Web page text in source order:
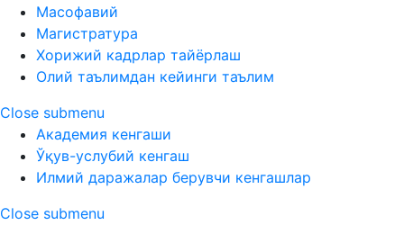
Масофавий
Магистратура
Хорижий кадрлар тайёрлаш
Олий таълимдан кейинги таълим
Close submenu
Академия кенгаши
Ўқув-услубий кенгаш
Илмий даражалар берувчи кенгашлар
Close submenu